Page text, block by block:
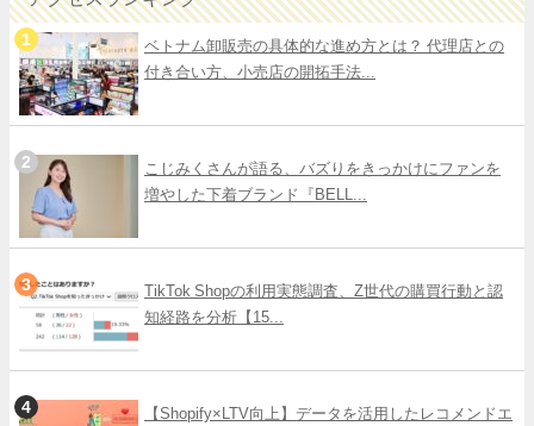
ベトナム卸販売の具体的な進め方とは？ 代理店との
付き合い方、小売店の開拓手法...
こじみくさんが語る、バズりをきっかけにファンを
増やした下着ブランド『BELL...
TikTok Shopの利用実態調査、Z世代の購買行動と認
知経路を分析【15...
【Shopify×LTV向上】データを活用したレコメンドエ